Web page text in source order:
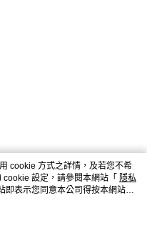
cookie 方式之詳情，及若您不希
設定，請參閱本網站「 隱私
即表示您同意本公司得按本網站使